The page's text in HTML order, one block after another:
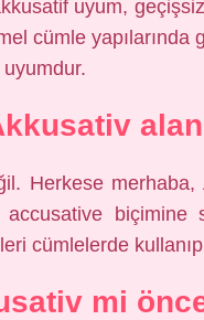
uyum,
cümle
Herkese merhaba,
cümlelerde
mi